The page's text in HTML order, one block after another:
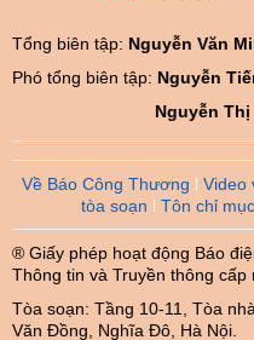
Tổng biên tập: Nguyễn Văn
Phó tổng biên tập: Nguyễn
Nguyễn
Về Báo Công Thương Video
tòa soạn
Tôn chỉ
® Giấy phép hoạt động Báo
Thông tin và Truyền thông cấp
Tòa soạn: Tầng 10-11, Tòa
Văn Đồng, Nghĩa Đô, Hà Nội.